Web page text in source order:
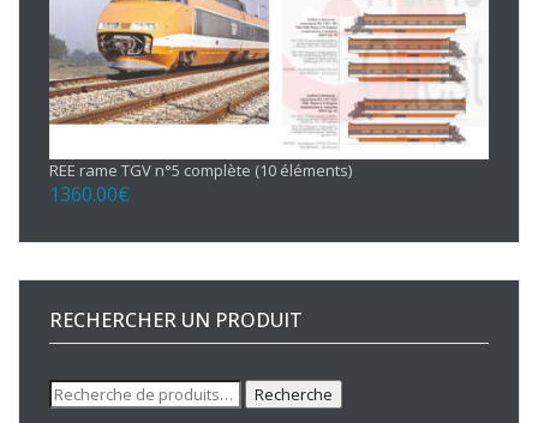
REE rame TGV n°5 complète (10 éléments)
1360.00€
RECHERCHER UN PRODUIT
Recherche
pour :
Recherche